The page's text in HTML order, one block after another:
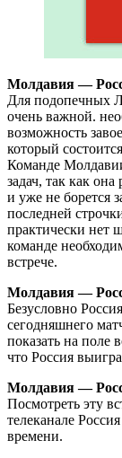
Молдавия —
Для подопечных
очень важной.
возможность
который
Команде
задач, так как
и уже не борется
последней
практически нет
команде
встрече.
Молдавия —
Безусловно
сегодняшнего
показать на поле
что Россия
Молдавия —
Посмотреть эту
телеканале
времени.